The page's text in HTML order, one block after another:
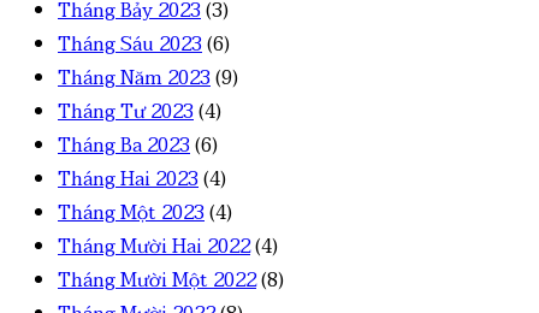
Tháng Bảy 2023(3)
Tháng Sáu 2023(6)
Tháng Năm 2023(9)
Tháng Tư 2023(4)
Tháng Ba 2023(6)
Tháng Hai 2023(4)
Tháng Một 2023(4)
Tháng Mười Hai 2022(4)
Tháng Mười Một 2022(8)